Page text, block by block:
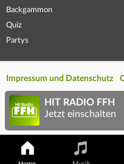
Backgammon
Quiz
Partys
Impressum und Datenschutz
HIT RADIO FFH
Jetzt einschalten